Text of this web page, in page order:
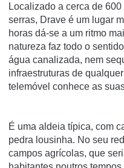
Localizado a cerca de 600
serras, Drave é um lugar
horas dá-se a um ritmo
natureza faz todo o
água canalizada, nem
infraestruturas de
telemóvel conhece as
É uma aldeia típica, com
pedra lousinha. No seu
campos agrícolas, que